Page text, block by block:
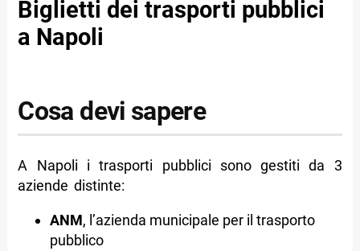
Biglietti dei trasporti pubblici
a Napoli
Cosa devi sapere
A Napoli i trasporti pubblici sono gestiti da 3
aziende distinte:
ANM, l’azienda municipale per il trasporto
pubblico